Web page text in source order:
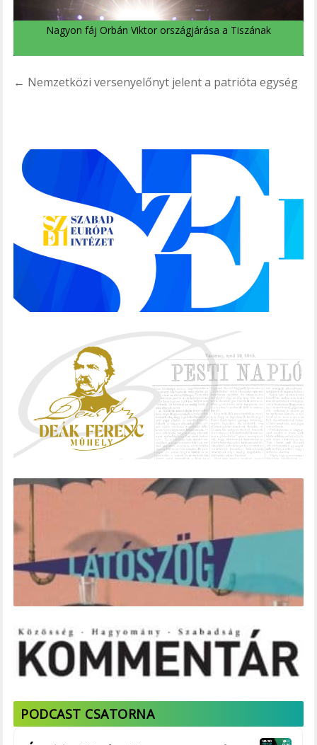
Nagyon fáj Orbán Viktor országjárása a Tiszának
Bejegyzés
← Nemzetközi versenyelőnyt jelent a patrióta egység
PODCAST CSATORNA